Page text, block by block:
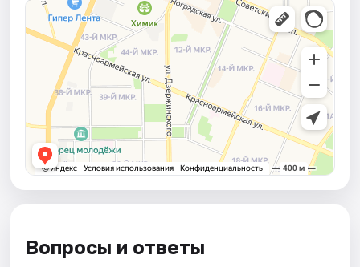
Вопросы и ответы